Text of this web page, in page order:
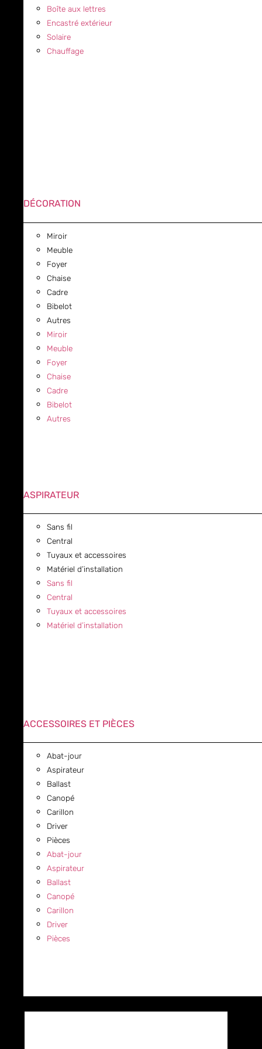
Boîte aux lettres
Encastré extérieur
Solaire
Chauffage
DÉCORATION
Miroir
Meuble
Foyer
Chaise
Cadre
Bibelot
Autres
Miroir
Meuble
Foyer
Chaise
Cadre
Bibelot
Autres
ASPIRATEUR
Sans fil
Central
Tuyaux et accessoires
Matériel d’installation
Sans fil
Central
Tuyaux et accessoires
Matériel d’installation
ACCESSOIRES ET PIÈCES
Abat-jour
Aspirateur
Ballast
Canopé
Carillon
Driver
Pièces
Abat-jour
Aspirateur
Ballast
Canopé
Carillon
Driver
Pièces